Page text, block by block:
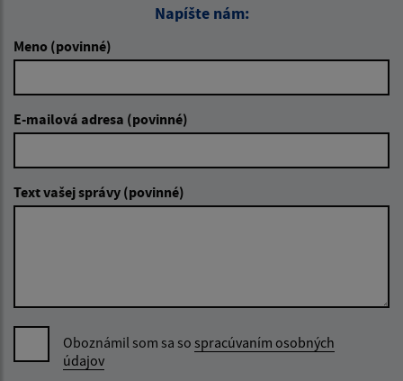
Napíšte nám:
Meno (povinné)
E-mailová adresa (povinné)
Text vašej správy (povinné)
Oboznámil som sa so spracúvaním osobných
údajov